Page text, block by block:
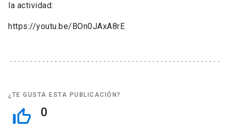
la actividad:
https://youtu.be/BOn0JAxA8rE
¿TE GUSTA ESTA PUBLICACIÓN?
thumb_up_off_alt 0